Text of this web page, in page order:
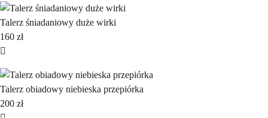
Talerz śniadaniowy duże wirki
160 zł
Talerz obiadowy niebieska przepiórka
200 zł